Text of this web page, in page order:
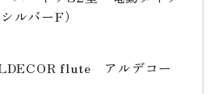
ルバーF）
flute アルデコー